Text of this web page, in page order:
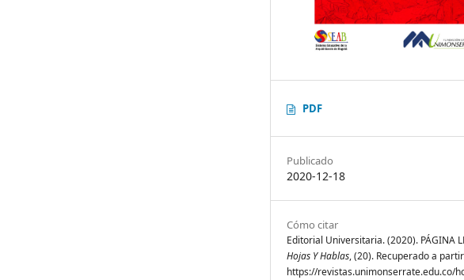
PDF
Publicado
2020-12-18
Cómo citar
Editorial Universitaria. (2020). PÁGINA
Hojas Y Hablas, (20). Recuperado a
https://revistas.unimonserrate.edu.co/